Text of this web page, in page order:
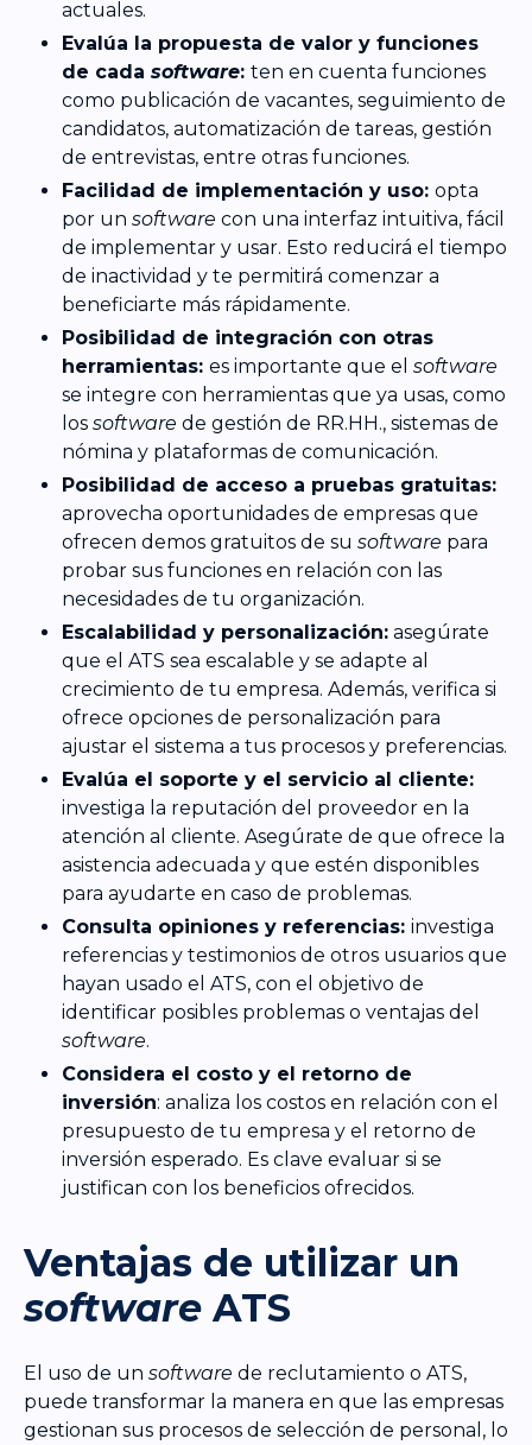
actuales.
Evalúa la propuesta de valor y funciones
de cada software: ten en cuenta funciones
como publicación de vacantes, seguimiento de
candidatos, automatización de tareas, gestión
de entrevistas, entre otras funciones.
Facilidad de implementación y uso: opta
por un software con una interfaz intuitiva, fácil
de implementar y usar. Esto reducirá el tiempo
de inactividad y te permitirá comenzar a
beneficiarte más rápidamente.
Posibilidad de integración con otras
herramientas: es importante que el software
se integre con herramientas que ya usas, como
los software de gestión de RR.HH., sistemas de
nómina y plataformas de comunicación.
Posibilidad de acceso a pruebas gratuitas:
aprovecha oportunidades de empresas que
ofrecen demos gratuitos de su software para
probar sus funciones en relación con las
necesidades de tu organización.
Escalabilidad y personalización: asegúrate
que el ATS sea escalable y se adapte al
crecimiento de tu empresa. Además, verifica si
ofrece opciones de personalización para
ajustar el sistema a tus procesos y preferencias.
Evalúa el soporte y el servicio al cliente:
investiga la reputación del proveedor en la
atención al cliente. Asegúrate de que ofrece la
asistencia adecuada y que estén disponibles
para ayudarte en caso de problemas.
Consulta opiniones y referencias: investiga
referencias y testimonios de otros usuarios que
hayan usado el ATS, con el objetivo de
identificar posibles problemas o ventajas del
software.
Considera el costo y el retorno de
inversión: analiza los costos en relación con el
presupuesto de tu empresa y el retorno de
inversión esperado. Es clave evaluar si se
justifican con los beneficios ofrecidos.
Ventajas de utilizar un
software ATS
El uso de un software de reclutamiento o ATS,
puede transformar la manera en que las empresas
gestionan sus procesos de selección de personal, lo